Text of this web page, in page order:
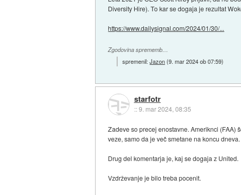
Diversity Hire). To kar se dogaja je rezultat
https://www.dailysignal.com/2024/01/30/...
Zgodovina sprememb…
spremenil:Jazon(9. mar 2024 ob 07:59)
starfotr
::9. mar 2024, 08:35
Zadeve so precej enostavne. Ameriknci (FAA)
veze, samo da je več smetane na koncu dneva.
Drug del komentarja je, kaj se dogaja z United.
Vzdrževanje je bilo treba pocenit.